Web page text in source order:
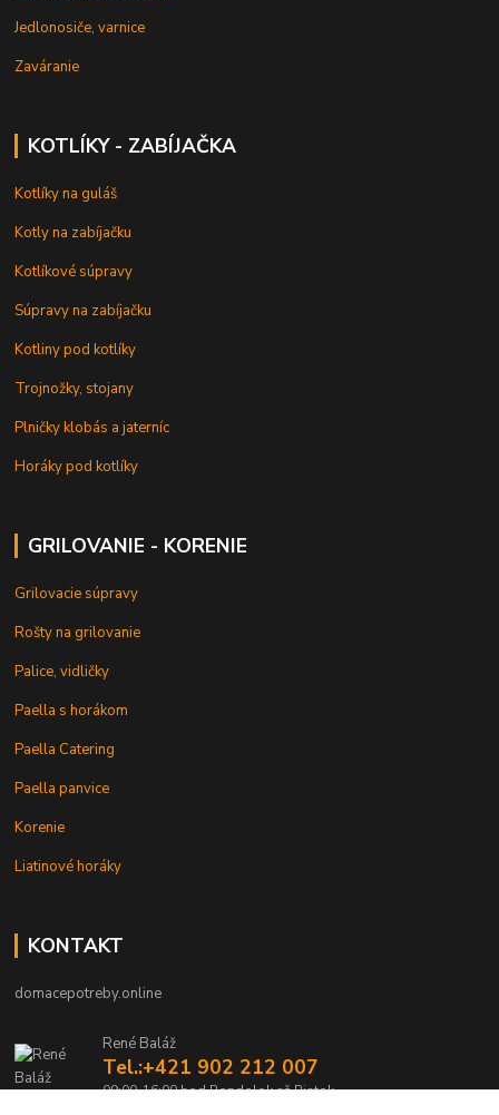
Jedlonosiče, varnice
Zaváranie
KOTLÍKY - ZABÍJAČKA
Kotlíky na guláš
Kotly na zabíjačku
Kotlíkové súpravy
Súpravy na zabíjačku
Kotliny pod kotlíky
Trojnožky, stojany
Plničky klobás a jaterníc
Horáky pod kotlíky
GRILOVANIE - KORENIE
Grilovacie súpravy
Rošty na grilovanie
Palice, vidličky
Paella s horákom
Paella Catering
Paella panvice
Korenie
Liatinové horáky
KONTAKT
domacepotreby.online
René Baláž
Tel.:+421 902 212 007
09:00-16:00 hod Pondelok až Piatok